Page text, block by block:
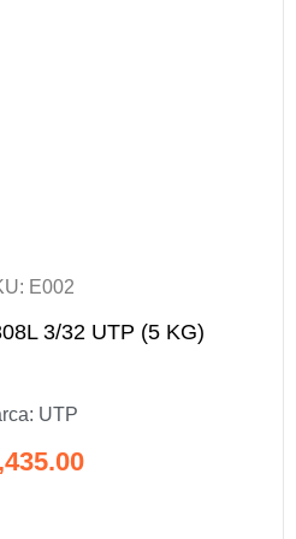
E002
3/32 UTP (5 KG)
UTP